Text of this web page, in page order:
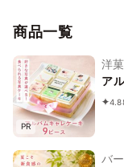
商品一覧
PR
洋
ア
バ